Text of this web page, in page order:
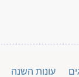
עונות השנה